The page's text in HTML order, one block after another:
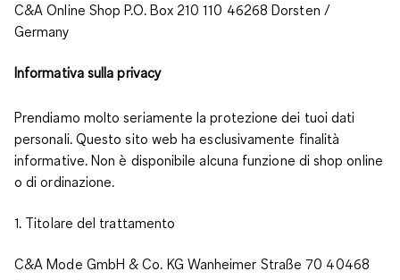
C&A Online Shop P.O. Box 210 110 46268 Dorsten /
Germany
Informativa sulla privacy
Prendiamo molto seriamente la protezione dei tuoi dati
personali. Questo sito web ha esclusivamente finalità
informative. Non è disponibile alcuna funzione di shop online
o di ordinazione.
1. Titolare del trattamento
C&A Mode GmbH & Co. KG Wanheimer Straße 70 40468